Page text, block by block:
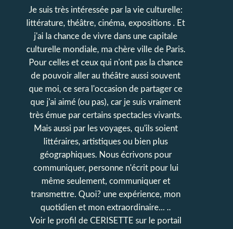
Je suis très intéressée par la vie culturelle:
littérature, théâtre, cinéma, expositions . Et
j'ai la chance de vivre dans une capitale
culturelle mondiale, ma chère ville de Paris.
Pour celles et ceux qui n'ont pas la chance
de pouvoir aller au théâtre aussi souvent
que moi, ce sera l'occasion de partager ce
que j'ai aimé (ou pas), car je suis vraiment
très émue par certains spectacles vivants.
Mais aussi par les voyages, qu'ils soient
littéraires, artistiques ou bien plus
géographiques. Nous écrivons pour
communiquer, personne n'écrit pour lui
même seulement, communiquer et
transmettre. Quoi? une expérience, mon
quotidien et mon extraordinaire... ..
Voir le profil de CERISETTE sur le portail